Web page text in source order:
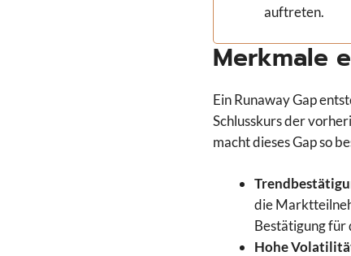
auftreten.
Merkmale
Ein Runaway Gap
Schlusskurs der
macht dieses Gap so
die
Bestätigung für
Hohe